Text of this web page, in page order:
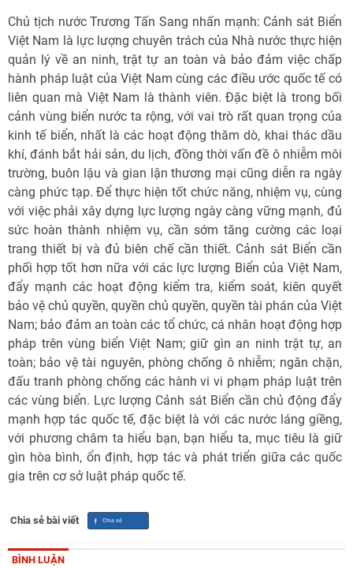
Chủ tịch nước Trương Tấn Sang nhấn mạnh: Cảnh sát Biển
Việt Nam là lực lượng chuyên trách của Nhà nước thực hiện
quản lý về an ninh, trật tự an toàn và bảo đảm việc chấp
hành pháp luật của Việt Nam cùng các điều ước quốc tế có
liên quan mà Việt Nam là thành viên. Đặc biệt là trong bối
cảnh vùng biển nước ta rộng, với vai trò rất quan trọng của
kinh tế biển, nhất là các hoạt động thăm dò, khai thác dầu
khí, đánh bắt hải sản, du lịch, đồng thời vấn đề ô nhiễm môi
trường, buôn lậu và gian lận thương mại cũng diễn ra ngày
càng phức tạp. Để thực hiện tốt chức năng, nhiệm vụ, cùng
với việc phải xây dựng lực lượng ngày càng vững mạnh, đủ
sức hoàn thành nhiệm vụ, cần sớm tăng cường các loại
trang thiết bị và đủ biên chế cần thiết. Cảnh sát Biển cần
phối hợp tốt hơn nữa với các lực lượng Biển của Việt Nam,
đẩy mạnh các hoạt động kiểm tra, kiểm soát, kiên quyết
bảo vệ chủ quyền, quyền chủ quyền, quyền tài phán của Việt
Nam; bảo đảm an toàn các tổ chức, cá nhân hoạt động hợp
pháp trên vùng biển Việt Nam; giữ gìn an ninh trật tự, an
toàn; bảo vệ tài nguyên, phòng chống ô nhiễm; ngăn chặn,
đấu tranh phòng chống các hành vi vi phạm pháp luật trên
các vùng biển. Lực lượng Cảnh sát Biển cần chủ động đẩy
mạnh hợp tác quốc tế, đặc biệt là với các nước láng giềng,
với phương châm ta hiểu bạn, bạn hiểu ta, mục tiêu là giữ
gìn hòa bình, ổn định, hợp tác và phát triển giữa các quốc
gia trên cơ sở luật pháp quốc tế.
Chia sẻ bài viết
BÌNH LUẬN